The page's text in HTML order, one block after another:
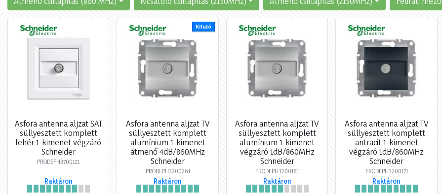
Asfora antenna aljzat SAT
süllyesztett komplett
fehér 1-kimenet végzáró
Schneider
PRODEPH3700121
Raktáron
Kifutó
Asfora antenna aljzat TV
süllyesztett komplett
alumínium 1-kimenet
átmenő 4dB/860MHz
Schneider
PRODEPH3200261
Raktáron
Asfora antenna aljzat TV
süllyesztett komplett
alumínium 1-kimenet
végzáró 1dB/860MHz
Schneider
PRODEPH3200161
Raktáron
Asfora antenna aljzat TV
süllyesztett komplett
antracit 1-kimenet
végzáró 1dB/860MHz
Schneider
PRODEPH3200171
Raktáron